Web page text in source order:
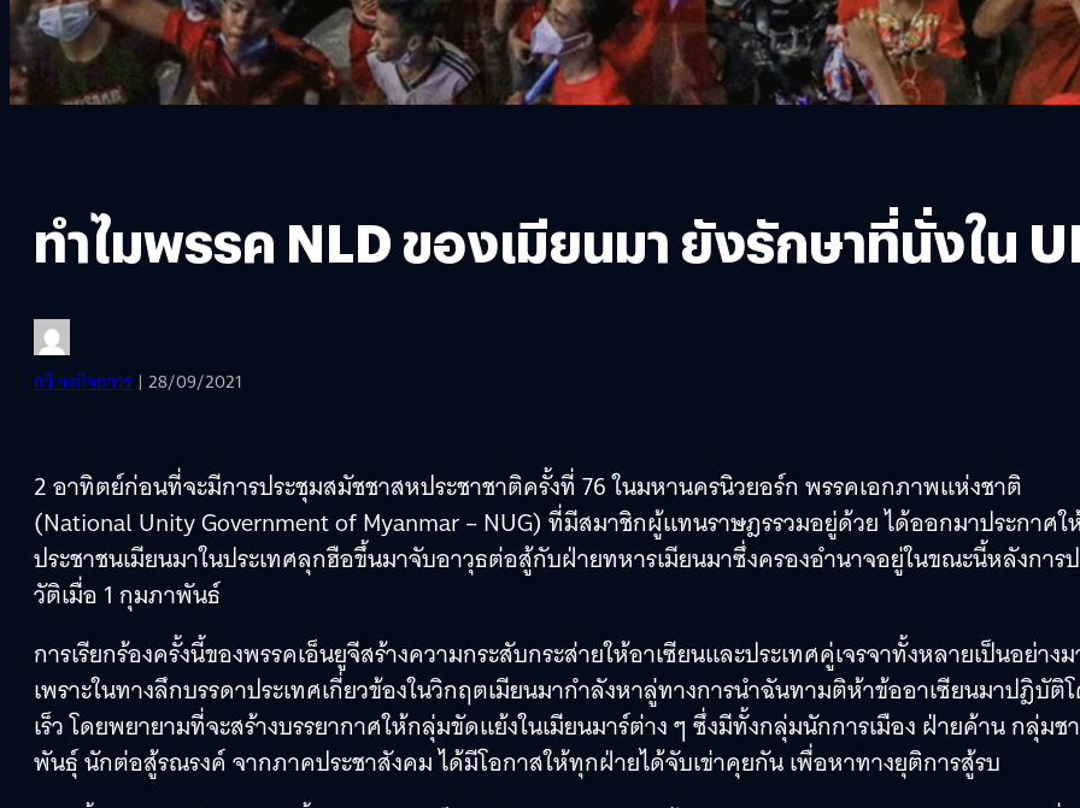
ทำไมพรรค NLD ของเมียนมา ยังรักษาที่นั่งใน
กวี จงกิจถาวร | 28/09/2021
2 อาทิตย์ก่อนที่จะมีการประชุมสมัชชาสหประชาชาติครั้งที่ 76 ในมหานครนิวยอร์ก พรรคเอกภาพแห่งชาติ
(National Unity Government of Myanmar – NUG) ที่มีสมาชิกผู้แทนราษฎรรวมอยู่ด้วย ได้ออกมาประกาศใ
ประชาชนเมียนมาในประเทศลุกฮือขึ้นมาจับอาวุธต่อสู้กับฝ่ายทหารเมียนมาซึ่งครองอำนาจอยู่ในขณะนี้หลังการ
วัติเมื่อ 1 กุมภาพันธ์
การเรียกร้องครั้งนี้ของพรรคเอ็นยูจีสร้างความกระสับกระส่ายให้อาเซียนและประเทศคู่เจรจาทั้งหลายเป็นอย่าง
เพราะในทางลึกบรรดาประเทศเกี่ยวข้องในวิกฤตเมียนมากำลังหาลู่ทางการนำฉันทามติห้าข้ออาเซียนมาปฎิบัติ
เร็ว โดยพยายามที่จะสร้างบรรยากาศให้กลุ่มขัดแย้งในเมียนมาร์ต่าง ๆ ซึ่งมีทั้งกลุ่มนักการเมือง ฝ่ายค้าน กลุ่มช
พันธ์ุ นักต่อสู้รณรงค์ จากภาคประชาสังคม ได้มีโอกาสให้ทุกฝ่ายได้จับเข่าคุยกัน เพื่อหาทางยุติการสู้รบ